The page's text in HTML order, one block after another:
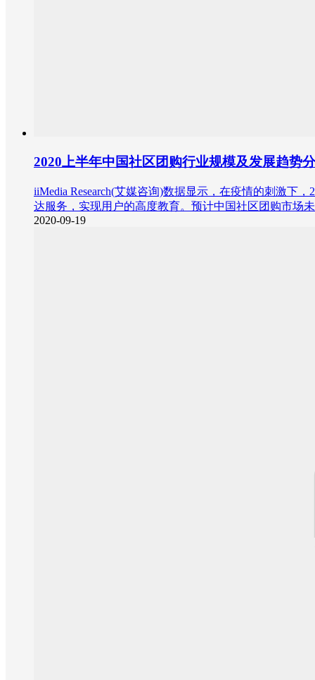
2020上半年中国社区团购行业规模及发展趋势
iiMedia Research(艾媒咨询)数据显示，在疫情的刺激下
达服务，实现用户的高度教育。预计中国社区团购市场
2020-09-19